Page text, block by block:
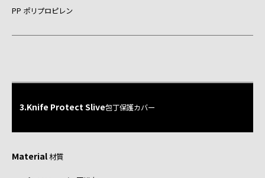
PP ポリプロピレン
3.Knife Protect Slive包丁保護カバー
Material材質